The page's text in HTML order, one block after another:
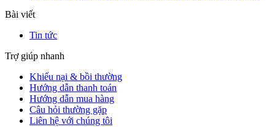
Bài viết
Tin tức
Trợ giúp nhanh
Khiếu nại & bồi thường
Hướng dẫn thanh toán
Hướng dẫn mua hàng
Câu hỏi thường gặp
Liên hệ với chúng tôi